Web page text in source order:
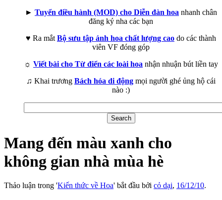
► Tuyển điều hành (MOD) cho Diễn đàn hoa nhanh chân
đăng ký nha các bạn
♥ Ra mắt Bộ sưu tập ảnh hoa chất lượng cao do các thành
viên VF đóng góp
☼ Viết bài cho Từ điển các loài hoa nhận nhuận bút liền tay
♫ Khai trương Bách hóa di động mọi người ghé ủng hộ cái
nào :)
Mang đến màu xanh cho
không gian nhà mùa hè
Thảo luận trong 'Kiến thức về Hoa' bắt đầu bởi cỏ dại, 16/12/10.